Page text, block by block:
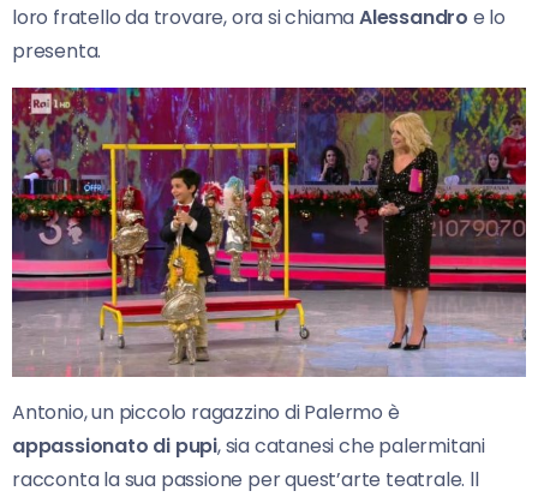
loro fratello da trovare, ora si chiamaAlessandro e lo
presenta.
Antonio, un piccolo ragazzino di Palermo è
appassionato di pupi, sia catanesi che palermitani
racconta la sua passione per quest’arte teatrale. ll